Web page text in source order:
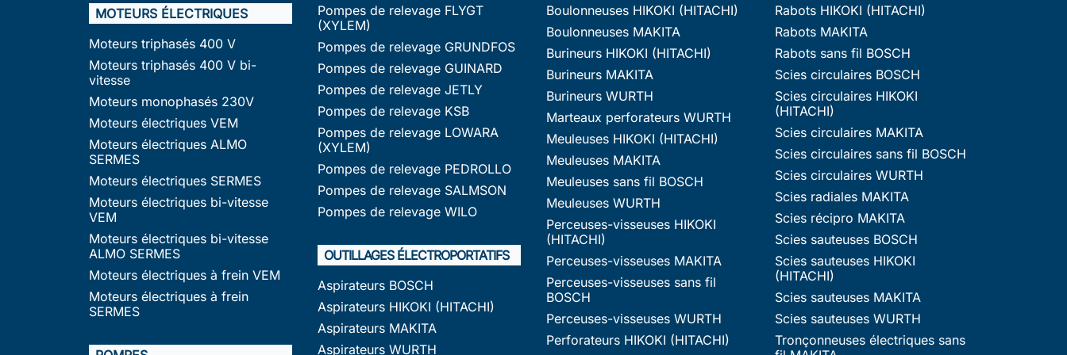
MOTEURS ÉLECTRIQUES
Moteurs triphasés 400 V
Moteurs triphasés 400 V bi-
vitesse
Moteurs monophasés 230V
Moteurs électriques VEM
Moteurs électriques ALMO
SERMES
Moteurs électriques SERMES
Moteurs électriques bi-vitesse
VEM
Moteurs électriques bi-vitesse
ALMO SERMES
Moteurs électriques à frein VEM
Moteurs électriques à frein
SERMES
Pompes de relevage FLYGT
(XYLEM)
Pompes de relevage GRUNDFOS
Pompes de relevage GUINARD
Pompes de relevage JETLY
Pompes de relevage KSB
Pompes de relevage LOWARA
(XYLEM)
Pompes de relevage PEDROLLO
Pompes de relevage SALMSON
Pompes de relevage WILO
OUTILLAGES ÉLECTROPORTATIFS
Aspirateurs BOSCH
Aspirateurs HIKOKI (HITACHI)
Aspirateurs MAKITA
Aspirateurs WURTH
Boulonneuses HIKOKI (HITACHI)
Boulonneuses MAKITA
Burineurs HIKOKI (HITACHI)
Burineurs MAKITA
Burineurs WURTH
Marteaux perforateurs WURTH
Meuleuses HIKOKI (HITACHI)
Meuleuses MAKITA
Meuleuses sans fil BOSCH
Meuleuses WURTH
Perceuses-visseuses HIKOKI
(HITACHI)
Perceuses-visseuses MAKITA
Perceuses-visseuses sans fil
BOSCH
Perceuses-visseuses WURTH
Perforateurs HIKOKI (HITACHI)
Rabots HIKOKI (HITACHI)
Rabots MAKITA
Rabots sans fil BOSCH
Scies circulaires BOSCH
Scies circulaires HIKOKI
(HITACHI)
Scies circulaires MAKITA
Scies circulaires sans fil BOSCH
Scies circulaires WURTH
Scies radiales MAKITA
Scies récipro MAKITA
Scies sauteuses BOSCH
Scies sauteuses HIKOKI
(HITACHI)
Scies sauteuses MAKITA
Scies sauteuses WURTH
Tronçonneuses électriques sans